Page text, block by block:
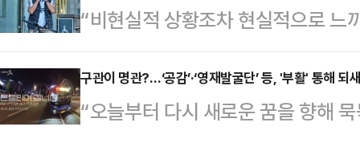
람들을 돌아보고 싶은 마음이 있었
이 소재다. 이를 바…
간을 솔직하게 담아낸 8년차 그룹
13일 오후 서울 성북구 고려대학
가시덤불에 잠시 바람이 멈췄을 때
날 멤버들은 재계약 이후 첫 컴백이
“비현실적 상황조차 현실적으로 느
독은 하정우를 “비현실적 상황조차
배우”라고 평했다. 드라마 ‘대한민
에너지를 바탕으로 극의 중심을 잡
구관이 명관?…‘공감’·‘영재발굴단’ 등, '부활' 통해
“오늘부터 다시 새로운 꿈을 향해